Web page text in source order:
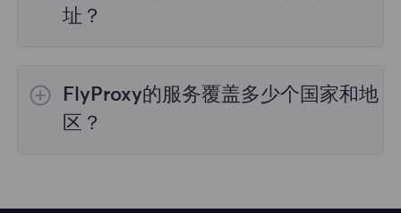
理，购买时您可以选择所需的国家。
址？
有用。您可以在管理面板中自由选择和切换不同
国家的IP地址。
FlyProxy的服务覆盖多少个国家和地
区？